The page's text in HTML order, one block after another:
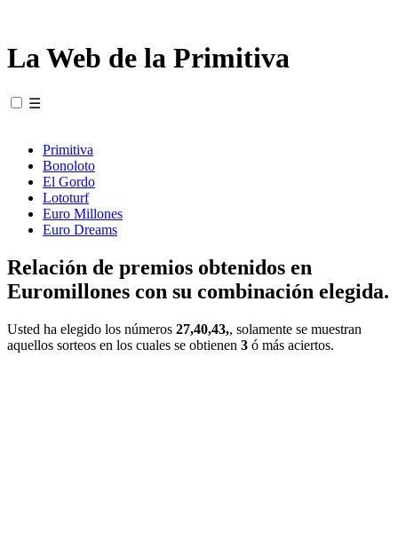
La Web de la Primitiva
☰
Primitiva
Bonoloto
El Gordo
Lototurf
Euro Millones
Euro Dreams
Relación de premios obtenidos en
Euromillones con su combinación elegida.
Usted ha elegido los números 27,40,43,, solamente se muestran
aquellos sorteos en los cuales se obtienen 3 ó más aciertos.